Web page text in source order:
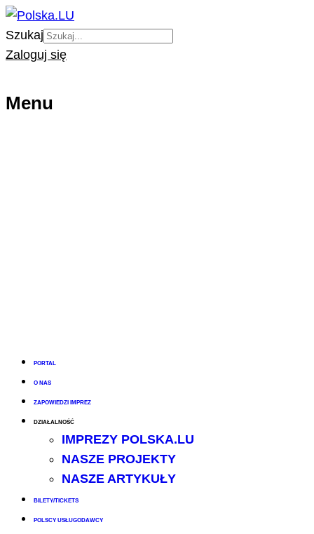
Szukaj
Zaloguj się
Menu
PORTAL
O NAS
ZAPOWIEDZI IMPREZ
DZIAŁALNOŚĆ
IMPREZY POLSKA.LU
NASZE PROJEKTY
NASZE ARTYKUŁY
BILETY/TICKETS
POLSCY USŁUGODAWCY